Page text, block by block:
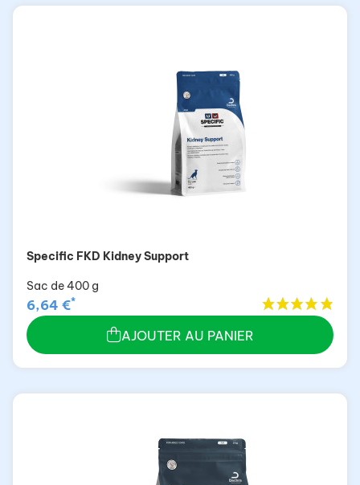
Specific FKD Kidney Support
Sac de 400 g
6,64 €*
AJOUTER AU PANIER